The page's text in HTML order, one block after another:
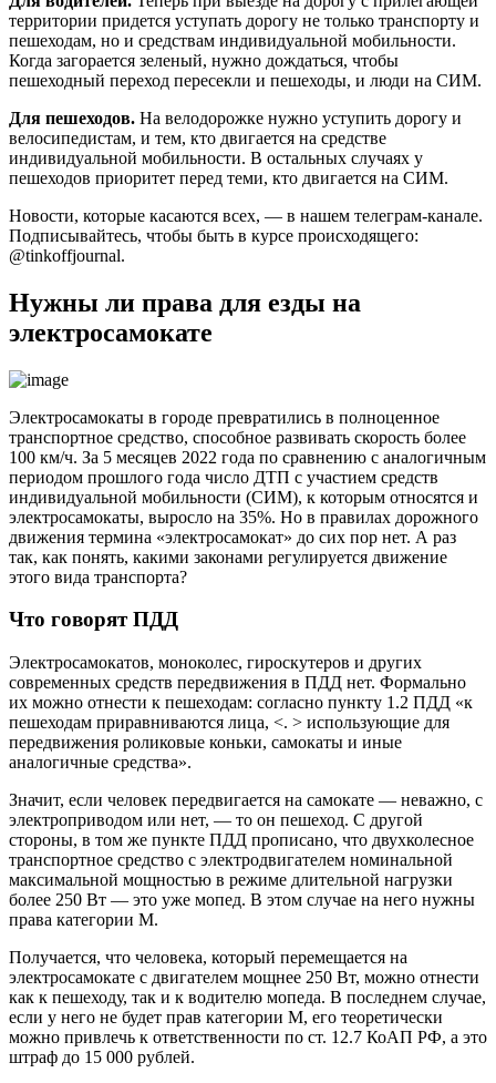
территории придется уступать дорогу не только транспорту и
пешеходам, но и средствам индивидуальной мобильности.
Когда загорается зеленый, нужно дождаться, чтобы
пешеходный переход пересекли и пешеходы, и люди на СИМ.
Для пешеходов. На велодорожке нужно уступить дорогу и
велосипедистам, и тем, кто двигается на средстве
индивидуальной мобильности. В остальных случаях у
пешеходов приоритет перед теми, кто двигается на СИМ.
Новости, которые касаются всех, — в нашем телеграм-канале.
Подписывайтесь, чтобы быть в курсе происходящего:
@tinkoffjournal.
Нужны ли права для езды на
электросамокате
Электросамокаты в городе превратились в полноценное
транспортное средство, способное развивать скорость более
100 км/ч. За 5 месяцев 2022 года по сравнению с аналогичным
периодом прошлого года число ДТП с участием средств
индивидуальной мобильности (СИМ), к которым относятся и
электросамокаты, выросло на 35%. Но в правилах дорожного
движения термина «электросамокат» до сих пор нет. А раз
так, как понять, какими законами регулируется движение
этого вида транспорта?
Что говорят ПДД
Электросамокатов, моноколес, гироскутеров и других
современных средств передвижения в ПДД нет. Формально
их можно отнести к пешеходам: согласно пункту 1.2 ПДД «к
пешеходам приравниваются лица, <. > использующие для
передвижения роликовые коньки, самокаты и иные
аналогичные средства».
Значит, если человек передвигается на самокате — неважно, с
электроприводом или нет, — то он пешеход. С другой
стороны, в том же пункте ПДД прописано, что двухколесное
транспортное средство с электродвигателем номинальной
максимальной мощностью в режиме длительной нагрузки
более 250 Вт — это уже мопед. В этом случае на него нужны
права категории М.
Получается, что человека, который перемещается на
электросамокате с двигателем мощнее 250 Вт, можно отнести
как к пешеходу, так и к водителю мопеда. В последнем случае,
если у него не будет прав категории М, его теоретически
можно привлечь к ответственности по ст. 12.7 КоАП РФ, а это
штраф до 15 000 рублей.